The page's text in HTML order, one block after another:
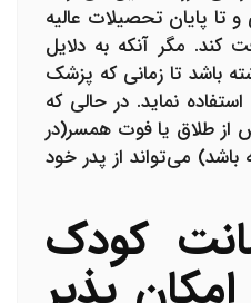
تا سن 18 سالگی و تا پایان تحصیلات عالیه
کند. مگر آنکه به دلایل
باشد تا زمانی که پزشک
نماید. در حالی که
از طلاق یا فوت همسر(در
می‌تواند از پدر خود
کودک